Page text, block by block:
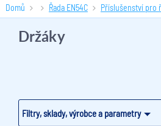
Domů Řada EN54C Příslušenství pro
Držáky (1 produktů)
Filtry, sklady, výrobce a parametry
Držáky